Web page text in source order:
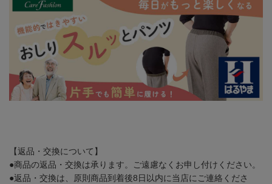
【返品・交換について】
●商品の返品・交換は承ります。ご遠慮なくお申し付けください。
●返品・交換は、原則商品到着後8日以内に当店にご連絡くださ